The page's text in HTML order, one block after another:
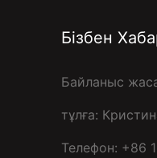
Бізбен
Байланыс
тұлға:
Телефон: +86